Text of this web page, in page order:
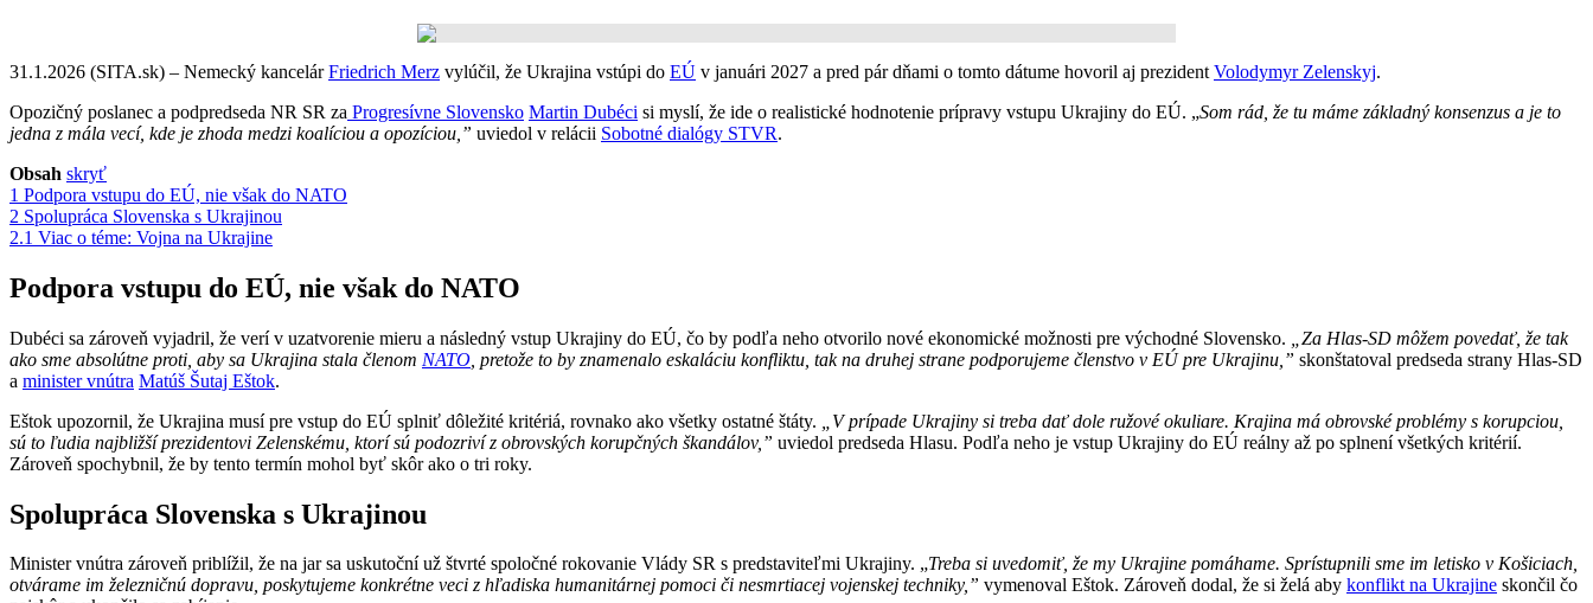
31.1.2026 (SITA.sk) – Nemecký kancelárFriedrich Merz vylúčil, že Ukrajina vstúpi do EÚ v januári 2027 a pred pár dňami o tomto dátume hovoril aj prezident Volodymyr Zelenskyj.
Opozičný poslanec a podpredseda NR SR za Progresívne Slovensko Martin Dubéci si myslí, že ide o realistické hodnotenie prípravy vstupu Ukrajiny do EÚ. „Som rád, že tu máme základný konsenzus a je to
jedna z mála vecí, kde je zhoda medzi koalíciou a opozíciou,” uviedol v relácii Sobotné dialógy STVR.
Obsah skryť
1 Podpora vstupu do EÚ, nie však do NATO
2 Spolupráca Slovenska s Ukrajinou
2.1 Viac o téme: Vojna na Ukrajine
Podpora vstupu do EÚ, nie však do NATO
Dubéci sa zároveň vyjadril, že verí v uzatvorenie mieru a následný vstup Ukrajiny do EÚ, čo by podľa neho otvorilo nové ekonomické možnosti pre východné Slovensko. „Za Hlas-SD môžem povedať, že tak
ako sme absolútne proti, aby sa Ukrajina stala členom NATO , pretože to by znamenalo eskaláciu konfliktu, tak na druhej strane podporujeme členstvo v EÚ pre Ukrajinu,” skonštatoval predseda strany Hlas-SD
a minister vnútra Matúš Šutaj Eštok.
Eštok upozornil, že Ukrajina musí pre vstup do EÚ splniť dôležité kritériá, rovnako ako všetky ostatné štáty. „V prípade Ukrajiny si treba dať dole ružové okuliare. Krajina má obrovské problémy s korupciou,
sú to ľudia najbližší prezidentovi Zelenskému, ktorí sú podozriví z obrovských korupčných škandálov,” uviedol predseda Hlasu. Podľa neho je vstup Ukrajiny do EÚ reálny až po splnení všetkých kritérií.
Zároveň spochybnil, že by tento termín mohol byť skôr ako o tri roky.
Spolupráca Slovenska s Ukrajinou
Minister vnútra zároveň priblížil, že na jar sa uskutoční už štvrté spoločné rokovanie Vlády SR s predstaviteľmi Ukrajiny. „Treba si uvedomiť, že my Ukrajine pomáhame. Sprístupnili sme im letisko v Košiciach,
otvárame im železničnú dopravu, poskytujeme konkrétne veci z hľadiska humanitárnej pomoci či nesmrtiacej vojenskej techniky,” vymenoval Eštok. Zároveň dodal, že si želá aby konflikt na Ukrajine skončil čo